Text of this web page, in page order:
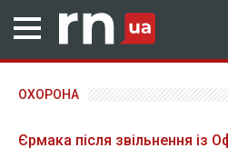
ОХОРОНА
Єрмака після звільнення із